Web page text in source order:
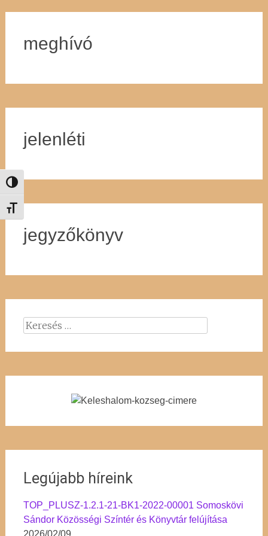
Nagy kontraszt váltása
Betűméret váltása
meghívó
jelenléti
jegyzőkönyv
Keresés:
Legújabb híreink
TOP_PLUSZ-1.2.1-21-BK1-2022-00001 Somoskövi
Sándor Közösségi Színtér és Könyvtár felújítása
2026/02/09